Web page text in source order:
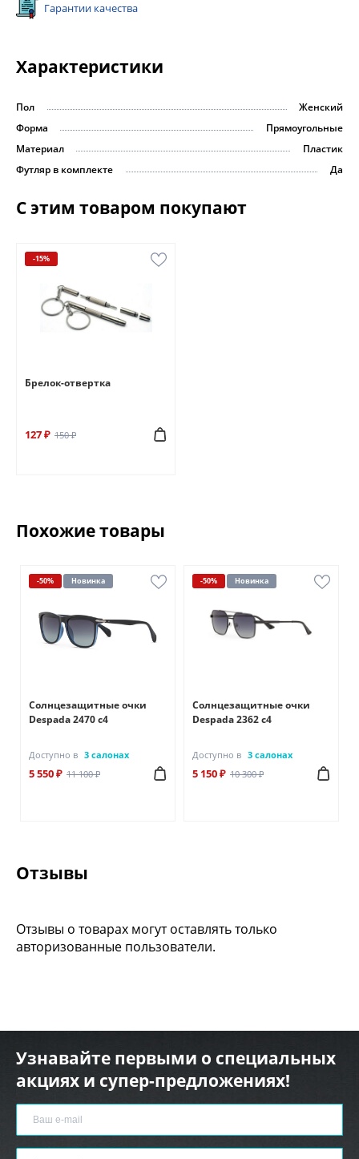
Гарантии качества
Характеристики
Пол
Женский
Форма
Прямоугольные
Материал
Пластик
Футляр в комплекте
Да
С этим товаром покупают
-15%
Брелок-отвертка
127 ₽ 150 ₽
Похожие товары
-50% Новинка
Солнцезащитные очки
Despada 2470 с4
Доступно в 3 салонах
5 550 ₽ 11 100 ₽
-50% Новинка
Солнцезащитные очки
Despada 2362 с4
Доступно в 3 салонах
5 150 ₽ 10 300 ₽
Отзывы
Отзывы о товарах могут оставлять только
авторизованные пользователи.
Узнавайте первыми о специальных
акциях и супер-предложениях!